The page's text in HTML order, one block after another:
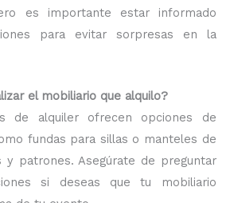
es importante estar informado
para evitar sorpresas en la
el mobiliario que alquilo?
de alquiler ofrecen opciones de
fundas para sillas o manteles de
y patrones. Asegúrate de preguntar
si deseas que tu mobiliario